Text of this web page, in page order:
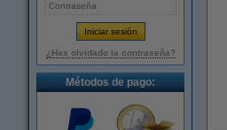
¿Has olvidado la contraseña?
Métodos de pago: